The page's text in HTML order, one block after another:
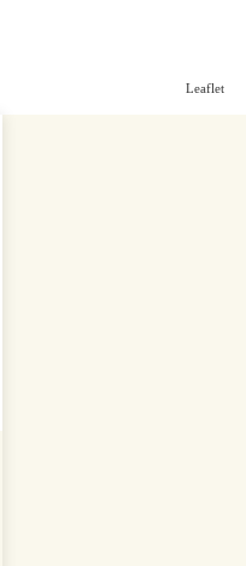
Leaflet